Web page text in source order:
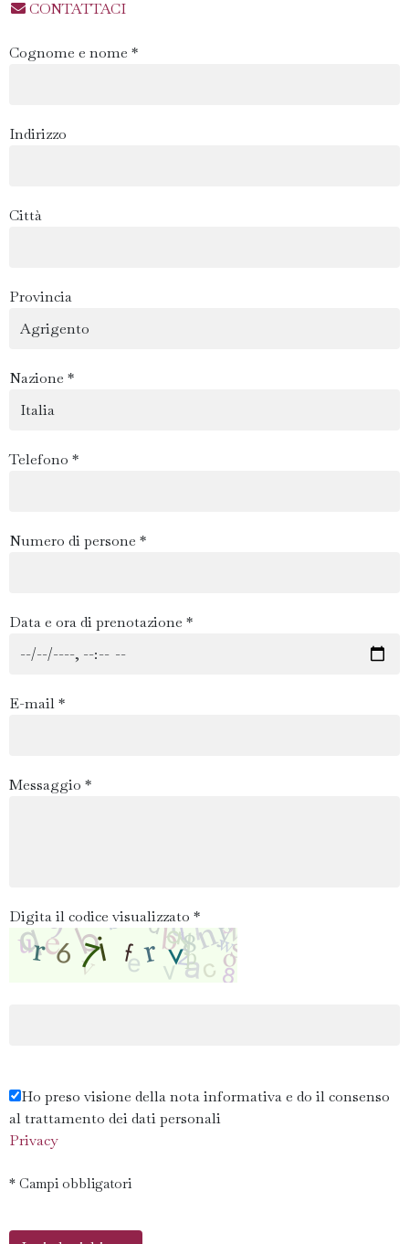
CONTATTACI
Cognome e nome *
Indirizzo
Città
Provincia
Nazione *
Telefono *
Numero di persone *
Data e ora di prenotazione *
E-mail *
Messaggio *
Digita il codice visualizzato *
Ho preso visione della nota informativa e do il consenso
al trattamento dei dati personali
Privacy
* Campi obbligatori